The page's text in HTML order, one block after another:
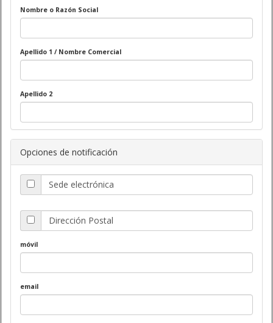
Nombre o Razón Social
Apellido 1 / Nombre Comercial
Apellido 2
Opciones de notificación
Sede electrónica
Dirección Postal
móvil
email